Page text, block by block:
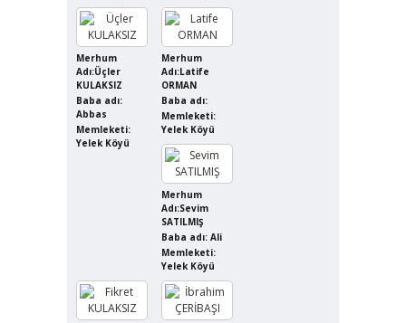
Merhum
Adı:Üçler
KULAKSIZ
Baba adı:
Abbas
Memleketi:
Yelek Köyü
Merhum
Adı:Latife
ORMAN
Baba adı:
Memleketi:
Yelek Köyü
Merhum
Adı:Sevim
SATILMIŞ
Baba adı: Ali
Memleketi:
Yelek Köyü